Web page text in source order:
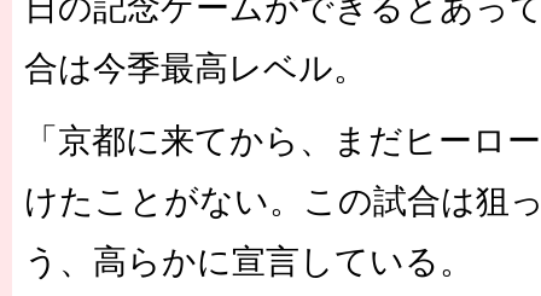
日の記念ゲームができるとあっ
合は今季最高レベル。
「京都に来てから、まだヒーロ
けたことがない。この試合は狙
う、高らかに宣言している。